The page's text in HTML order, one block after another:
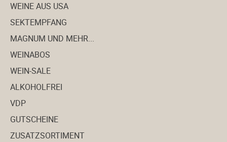
WEINE AUS USA
SEKTEMPFANG
MAGNUM UND MEHR...
WEINABOS
WEIN-SALE
ALKOHOLFREI
VDP
GUTSCHEINE
ZUSATZSORTIMENT